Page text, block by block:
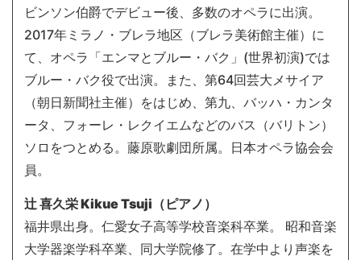
ビンソン伯爵でデビュー後、多数のオペラに出演。
2017年ミラノ・ブレラ地区（ブレラ美術館主催）に
て、オペラ「エンマとブルー・バク」(世界初演)では
ブルー・バク役で出演。また、第64回芸大メサイア
（朝日新聞社主催）をはじめ、第九、バッハ・カンタ
ータ、フォーレ・レクイエムなどのバス（バリトン）
ソロをつとめる。藤原歌劇団所属。日本オペラ協会会
員。
辻 喜久栄 Kikue Tsuji（ピアノ）
福井県出身。仁愛女子高等学校音楽科卒業。 昭和音楽
大学器楽学科卒業、同大学院修了。在学中より声楽を